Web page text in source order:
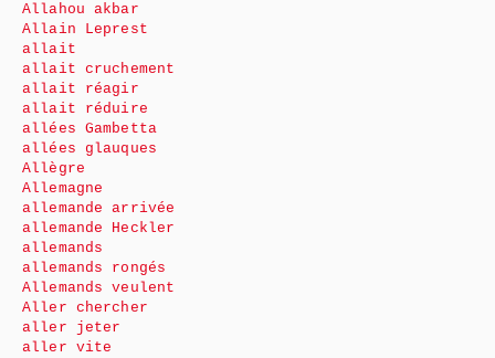
Allahou akbar
Allain Leprest
allait
allait cruchement
allait réagir
allait réduire
allées Gambetta
allées glauques
Allègre
Allemagne
allemande arrivée
allemande Heckler
allemands
allemands rongés
Allemands veulent
Aller chercher
aller jeter
aller vite